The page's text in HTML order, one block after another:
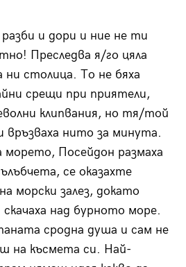
и дори и ние не ти
Преследва я/го цяла
столица. То не бяха
срещи при приятели,
клипвания, но тя/той
връзваха нито за минута.
Посейдон размаха
се оказахте
морски залез, докато
скачаха над бурното море.
сродна душа и сам не
на късмета си. Най-